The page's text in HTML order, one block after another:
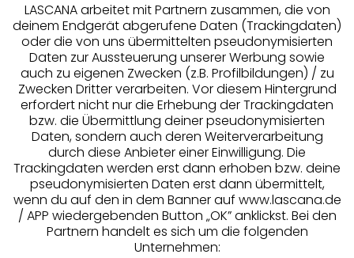
Services
Beratung
Über uns
Rechtliches
LASCANA arbeitet mit Partnern zusammen, die von
deinem Endgerät abgerufene Daten (Trackingdaten)
oder die von uns übermittelten pseudonymisierten
Daten zur Aussteuerung unserer Werbung sowie
auch zu eigenen Zwecken (z.B. Profilbildungen) / zu
Zwecken Dritter verarbeiten. Vor diesem Hintergrund
erfordert nicht nur die Erhebung der Trackingdaten
bzw. die Übermittlung deiner pseudonymisierten
Daten, sondern auch deren Weiterverarbeitung
durch diese Anbieter einer Einwilligung. Die
Trackingdaten werden erst dann erhoben bzw. deine
pseudonymisierten Daten erst dann übermittelt,
wenn du auf den in dem Banner auf www.lascana.de
/ APP wiedergebenden Button „OK” anklickst. Bei den
Partnern handelt es sich um die folgenden
Unternehmen: